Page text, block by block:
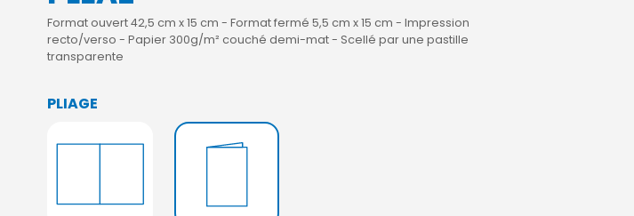
Format ouvert 42,5 cm x 15 cm - Format fermé 5,5 cm x 15 cm - Impression
recto/verso - Papier 300g/m² couché demi-mat - Scellé par une pastille
transparente
PLIAGE